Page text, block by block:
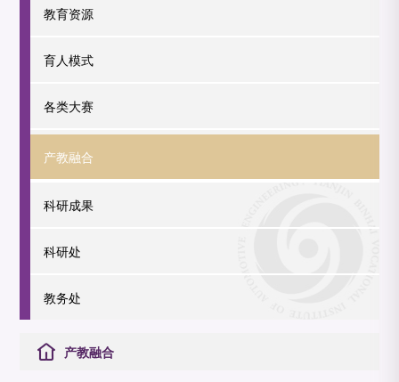
教育资源
育人模式
各类大赛
产教融合
科研成果
科研处
教务处
产教融合